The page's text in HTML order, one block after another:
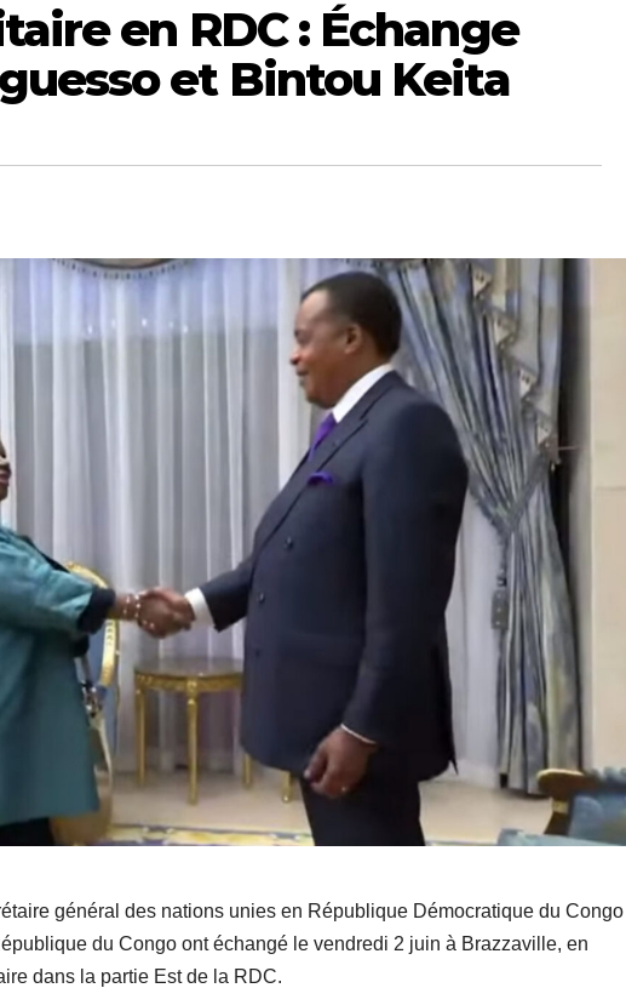
en RDC : Échange
et Bintou Keita
général des nations unies en République Démocratique du Congo
du Congo ont échangé le vendredi 2 juin à Brazzaville, en
dans la partie Est de la RDC.